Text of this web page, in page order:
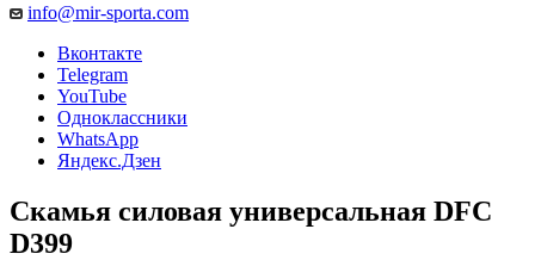
info@mir-sporta.com
Вконтакте
Telegram
YouTube
Одноклассники
WhatsApp
Яндекс.Дзен
Скамья силовая универсальная DFC
D399